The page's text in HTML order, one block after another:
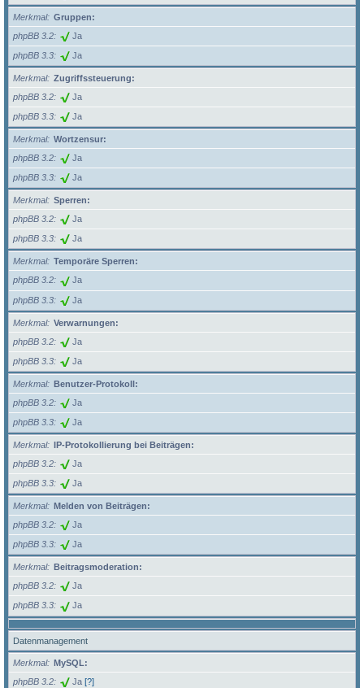
Merkmal
Gruppen:
phpBB 3.2
Ja
phpBB 3.3 Ja
Merkmal
Zugriffssteuerung:
phpBB 3.2
Ja
phpBB 3.3 Ja
Merkmal
Wortzensur:
phpBB 3.2
Ja
phpBB 3.3 Ja
Merkmal
Sperren:
phpBB 3.2
Ja
phpBB 3.3 Ja
Merkmal
Temporäre Sperren:
phpBB 3.2
Ja
phpBB 3.3 Ja
Merkmal
Verwarnungen:
phpBB 3.2
Ja
phpBB 3.3 Ja
Merkmal
Benutzer-Protokoll:
phpBB 3.2
Ja
phpBB 3.3 Ja
Merkmal
IP-Protokollierung bei Beiträgen:
phpBB 3.2
Ja
phpBB 3.3 Ja
Merkmal
Melden von Beiträgen:
phpBB 3.2
Ja
phpBB 3.3 Ja
Merkmal
Beitragsmoderation:
phpBB 3.2
Ja
phpBB 3.3 Ja
Datenmanagement
Merkmal
MySQL:
phpBB 3.2
Ja [?]